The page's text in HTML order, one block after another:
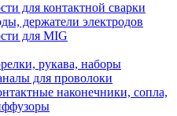
для контактной сварки
держатели электродов
для MIG
рукава, наборы
для проволоки
наконечники, сопла,